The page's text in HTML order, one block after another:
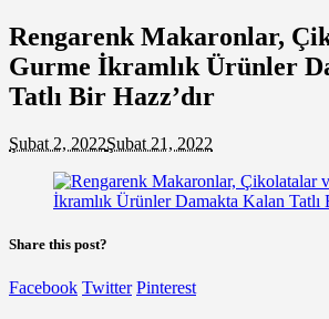
Rengarenk Makaronlar,
Gurme İkramlık Ürünler
Tatlı Bir Hazz’dır
Şubat 2, 2022Şubat 21, 2022
Share this post?
Facebook Twitter Pinterest